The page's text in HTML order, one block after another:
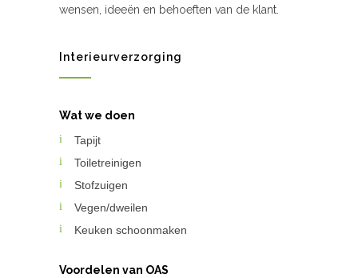
wensen, ideeën en behoeften van de klant.
Interieurverzorging
Wat we doen
Tapijt
Toiletreinigen
Stofzuigen
Vegen/dweilen
Keuken schoonmaken
Voordelen van OAS